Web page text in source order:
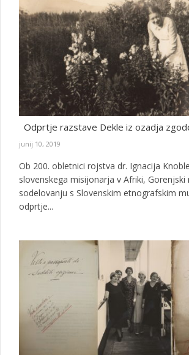
Odprtje razstave Dekle iz ozadja
junij 10, 2019
Ob 200. obletnici rojstva dr. Ignacija
slovenskega misijonarja v Afriki, Gorenjski
sodelovanju s Slovenskim etnografskim
odprtje...